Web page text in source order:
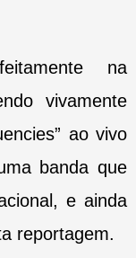
na
vivamente
ao vivo
banda que
e ainda
reportagem.